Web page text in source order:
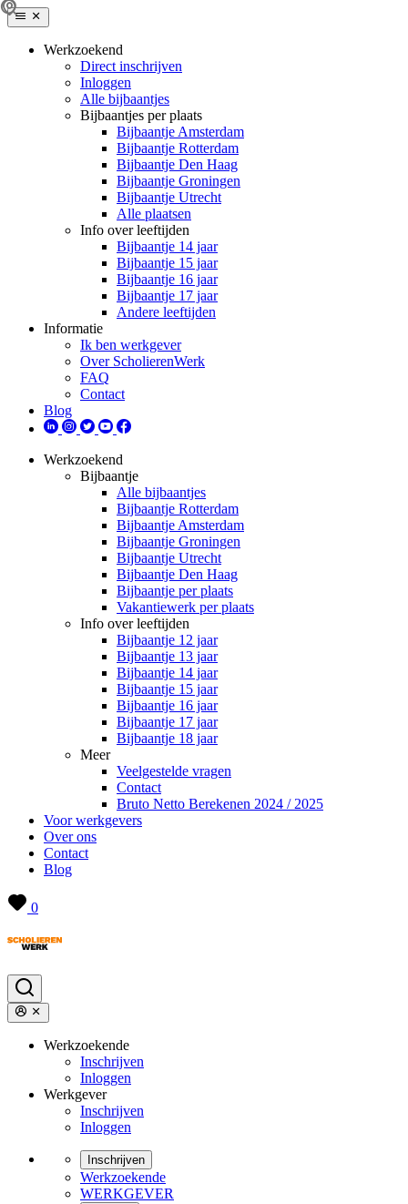
Werkzoekend
Direct inschrijven
Inloggen
Alle bijbaantjes
Bijbaantjes per plaats
Bijbaantje Amsterdam
Bijbaantje Rotterdam
Bijbaantje Den Haag
Bijbaantje Groningen
Bijbaantje Utrecht
Alle plaatsen
Info over leeftijden
Bijbaantje 14 jaar
Bijbaantje 15 jaar
Bijbaantje 16 jaar
Bijbaantje 17 jaar
Andere leeftijden
Informatie
Ik ben werkgever
Over ScholierenWerk
FAQ
Contact
Blog
Werkzoekend
Bijbaantje
Alle bijbaantjes
Bijbaantje Rotterdam
Bijbaantje Amsterdam
Bijbaantje Groningen
Bijbaantje Utrecht
Bijbaantje Den Haag
Bijbaantje per plaats
Vakantiewerk per plaats
Info over leeftijden
Bijbaantje 12 jaar
Bijbaantje 13 jaar
Bijbaantje 14 jaar
Bijbaantje 15 jaar
Bijbaantje 16 jaar
Bijbaantje 17 jaar
Bijbaantje 18 jaar
Meer
Veelgestelde vragen
Contact
Bruto Netto Berekenen 2024 / 2025
Voor werkgevers
Over ons
Contact
Blog
0
Werkzoekende
Inschrijven
Inloggen
Werkgever
Inschrijven
Inloggen
Inschrijven
Werkzoekende
WERKGEVER